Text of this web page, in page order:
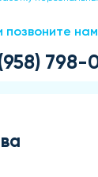
позвоните
798-